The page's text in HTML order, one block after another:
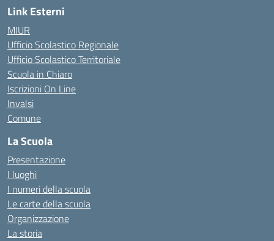
Link Esterni
MIUR
Ufficio Scolastico Regionale
Ufficio Scolastico Territoriale
Scuola in Chiaro
Iscrizioni On Line
Invalsi
Comune
La Scuola
Presentazione
I luoghi
I numeri della scuola
Le carte della scuola
Organizzazione
La storia